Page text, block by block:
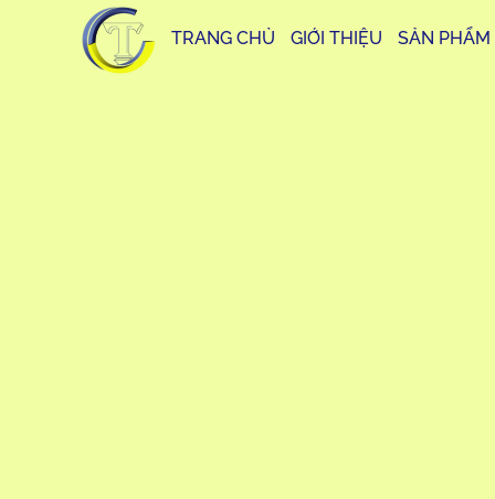
TRANG CHỦ GIỚI THIỆU SẢN PHẨM